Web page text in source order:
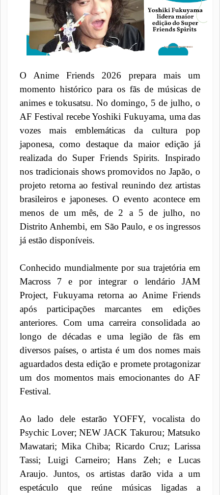
O Anime Friends 2026 prepara mais um
momento histórico para os fãs de músicas de
animes e tokusatsu. No domingo, 5 de julho, o
AF Festival recebe Yoshiki Fukuyama, uma das
vozes mais emblemáticas da cultura pop
japonesa, como destaque da maior edição já
realizada do Super Friends Spirits. Inspirado
nos tradicionais shows promovidos no Japão, o
projeto retorna ao festival reunindo dez artistas
brasileiros e japoneses. O evento acontece em
menos de um mês, de 2 a 5 de julho, no
Distrito Anhembi, em São Paulo, e os ingressos
já estão disponíveis.
Conhecido mundialmente por sua trajetória em
Macross 7 e por integrar o lendário JAM
Project, Fukuyama retorna ao Anime Friends
após participações marcantes em edições
anteriores. Com uma carreira consolidada ao
longo de décadas e uma legião de fãs em
diversos países, o artista é um dos nomes mais
aguardados desta edição e promete protagonizar
um dos momentos mais emocionantes do AF
Festival.
Ao lado dele estarão YOFFY, vocalista do
Psychic Lover; NEW JACK Takurou; Matsuko
Mawatari; Mika Chiba; Ricardo Cruz; Larissa
Tassi; Luigi Carneiro; Hans Zeh; e Lucas
Araujo. Juntos, os artistas darão vida a um
espetáculo que reúne músicas ligadas a